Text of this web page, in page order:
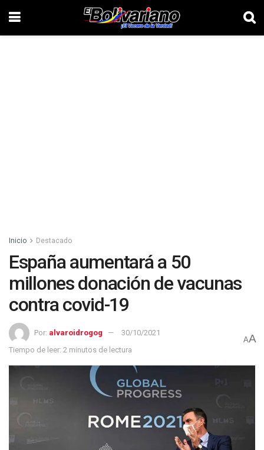
Inicio Destacado
España aumentará a 50
millones donación de vacunas
contra covid-19
Por: alvaroidrogog
30/10/2021
Tiempo de leer: 2 minutos de lectura
AA